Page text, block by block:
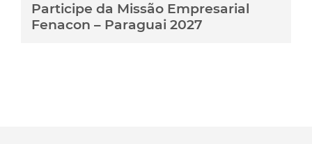
Participe da Missão Empresarial
Fenacon – Paraguai 2027